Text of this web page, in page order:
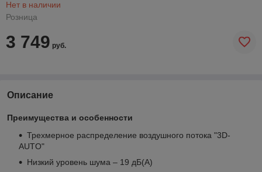
Нет в наличии
Розница
3 749 руб.
Описание
Преимущества и особенности
Трехмерное распределение воздушного потока "3D-
AUTO"
Низкий уровень шума – 19 дБ(А)